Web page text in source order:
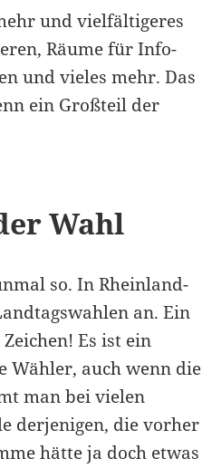
und vielfältigeres
Räume für Info-
und vieles mehr. Das
ein Großteil der
Wahl
so. In Rheinland-
an. Ein
Es ist ein
Wähler, auch wenn die
man bei vielen
derjenigen, die vorher
hätte ja doch etwas